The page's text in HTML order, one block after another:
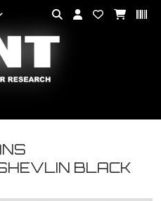
BLACK